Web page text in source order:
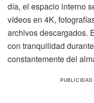
día, el espacio interno
vídeos en 4K,
archivos descargados.
con tranquilidad
constantemente del